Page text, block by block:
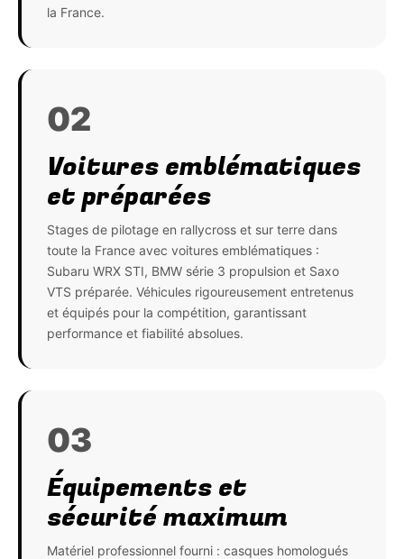
la France.
02
Voitures emblématiques
et préparées
Stages de pilotage en rallycross et sur terre dans
toute la France avec voitures emblématiques :
Subaru WRX STI, BMW série 3 propulsion et Saxo
VTS préparée. Véhicules rigoureusement entretenus
et équipés pour la compétition, garantissant
performance et fiabilité absolues.
03
Équipements et
sécurité maximum
Matériel professionnel fourni : casques homologués